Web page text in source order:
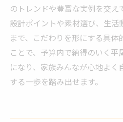
のトレンドや豊富な実例を交え
設計ポイントや素材選び、生
まで、こだわりを形にする具体
ことで、予算内で納得のいく平
になり、家族みんなが心地よく
する一歩を踏み出せます。